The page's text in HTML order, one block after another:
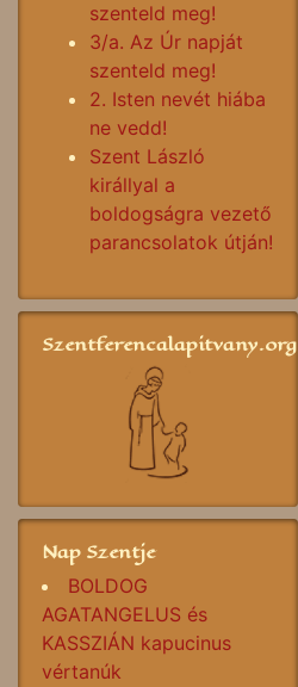
szenteld meg!
3/a. Az Úr napját
szenteld meg!
2. Isten nevét hiába
ne vedd!
Szent László
királlyal a
boldogságra vezető
parancsolatok útján!
Szentferencalapitvany.org
Nap Szentje
BOLDOG
AGATANGELUS és
KASSZIÁN kapucinus
vértanúk